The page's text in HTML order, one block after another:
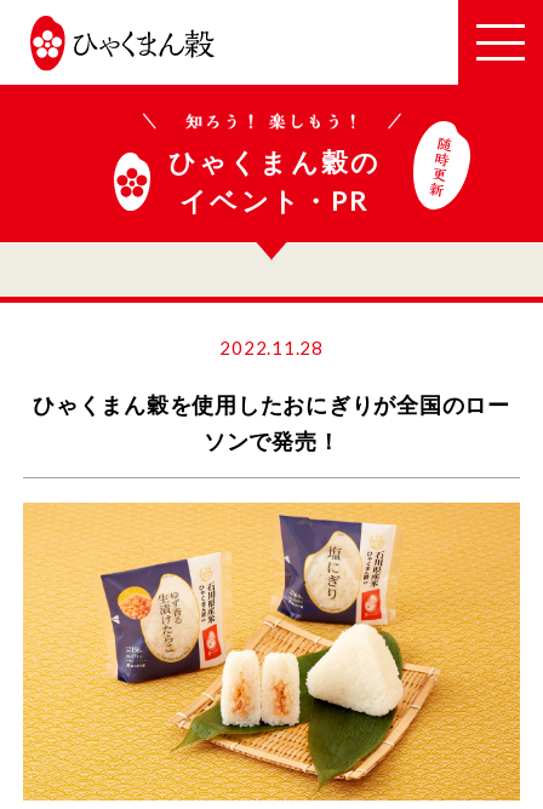
JA
全
農
い
し
か
わ
ひゃくまん穀の
イベント・PR
2022.11.28
ひゃくまん穀を使用したおにぎりが全国のロー
ソンで発売！